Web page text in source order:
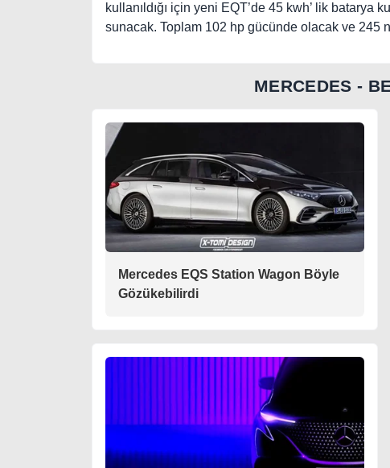
kullanıldığı için yeni EQT’de 45 kwh’ lik batarya
sunacak. Toplam 102 hp gücünde olacak ve 245
MERCEDES -
Mercedes EQS Station Wagon Böyle
Gözükebilirdi